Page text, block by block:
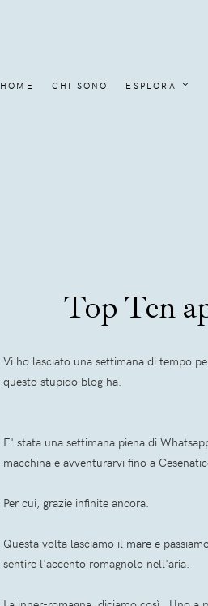
HOME CHI SONO ESPLORA
Top Ten
Vi ho lasciato una settimana di tempo
questo stupido blog ha.
E' stata una settimana piena di
macchina e avventurarvi fino a
Per cui, grazie infinite ancora.
Questa volta lasciamo il mare e
sentire l'accento romagnolo nell'aria.